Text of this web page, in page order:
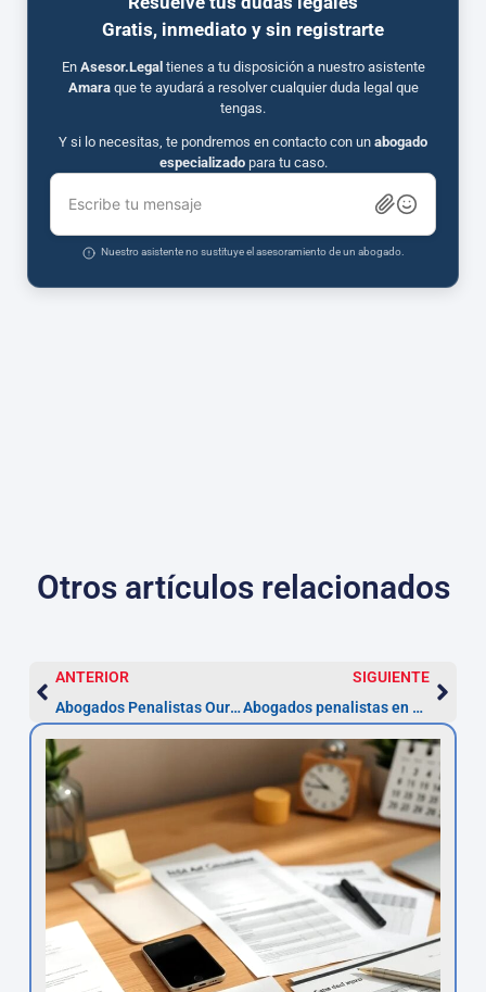
Gratis, inmediato y sin registrarte
En Asesor.Legal tienes a tu disposición a nuestro asistente
Amaraque te ayudará a resolver cualquier duda legal que
tengas.
Y si lo necesitas, te pondremos en contacto con un abogado
especializadopara tu caso.
Escribe tu mensaje
Nuestro asistente no sustituye el asesoramiento de un abogado.
Otros artículos relacionados
ANTERIOR
Abogados Penalistas Ourense — Defensa 24/7 y consulta gratis
SIGUIENTE
Abogados penalistas en Pontevedra | Consulta gratuita y plazos clave